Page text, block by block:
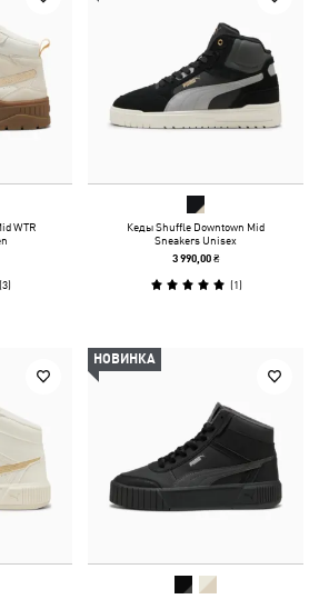
WTR
(3)
Кеды Shuffle Downtown Mid
Sneakers Unisex
3 990,00 ₴
(1)
НОВИНКА